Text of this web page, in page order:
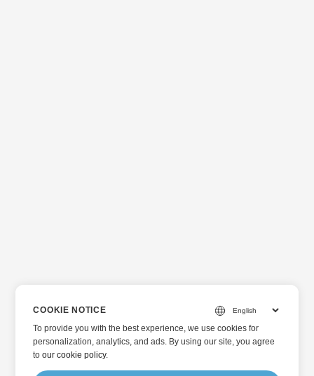
COOKIE NOTICE
To provide you with the best experience, we use cookies for
personalization, analytics, and ads. By using our site, you agree
toour cookie policy.